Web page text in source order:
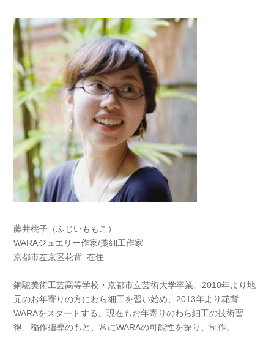
藤井桃子（ふじいももこ）
WARAジュエリー作家/藁細工作家
京都市左京区花背 在住
銅駝美術工芸高等学校・京都市立芸術大学卒業。2010年より地
元のお年寄りの方にわら細工を習い始め、2013年より花背
WARAをスタートする。現在もお年寄りのわら細工の技術習
得、稲作指導のもと、常にWARAの可能性を探り、制作。